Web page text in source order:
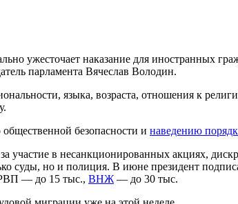
ужесточает наказание для иностранных
парламента Вячеслав Володин.
языка, возраста, отношения к
безопасности и наведению
участие в несанкционированных акциях,
суды, но и полиция. В июне президент
РВП — до 15 тыс., ВНЖ — до 30 тыс.